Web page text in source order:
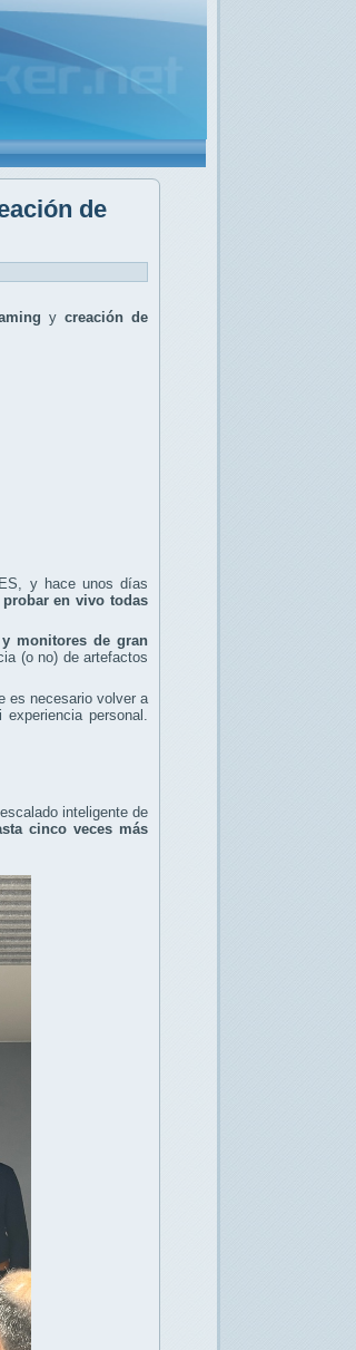
de
ycreación de
y hace unos días
probar en vivo todas
monitores de gran
(o no) de artefactos
es necesario volver a
personal.
inteligente de
cinco veces más